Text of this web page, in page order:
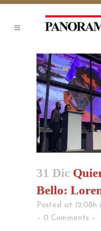
31 Dic
Bello:
Posted at 12:08h
0 Comments